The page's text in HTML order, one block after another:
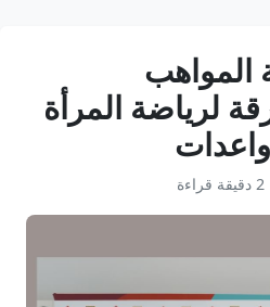
المواهب
لرياضة المرأة
2 دقيقة قراءة